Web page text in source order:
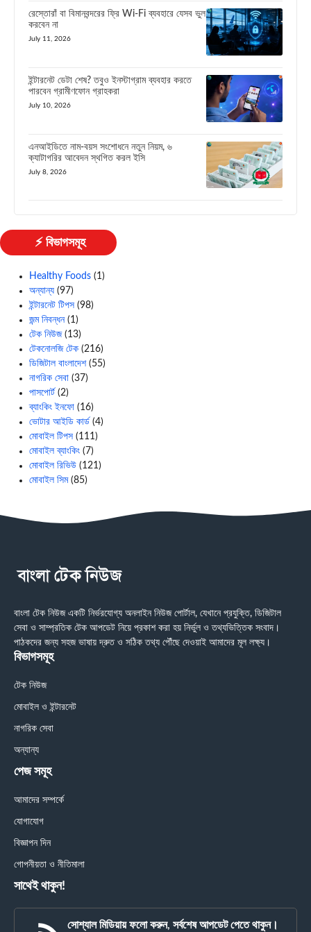
রেস্তোরাঁ বা বিমানবন্দরের ফ্রি Wi-Fi ব্যবহারে যেসব ভুল
করবেন না
July 11, 2026
ইন্টারনেট ডেটা শেষ? তবুও ইনস্টাগ্রাম ব্যবহার করতে
পারবেন গ্রামীণফোন গ্রাহকরা
July 10, 2026
এনআইডিতে নাম-বয়স সংশোধনে নতুন নিয়ম, ৬
ক্যাটাগরির আবেদন স্থগিত করল ইসি
July 8, 2026
⚡ বিভাগসমূহ
Healthy Foods (1)
অন্যান্য (97)
ইন্টারনেট টিপস (98)
জন্ম নিবন্ধন(1)
টেক নিউজ(13)
টেকনোলজি টেক (216)
ডিজিটাল বাংলাদেশ(55)
নাগরিক সেবা (37)
পাসপোর্ট (2)
ব্যাংকিং ইনফো (16)
ভোটার আইডি কার্ড (4)
মোবাইল টিপস (111)
মোবাইল ব্যাংকিং (7)
মোবাইল রিভিউ (121)
মোবাইল সিম(85)
বাংলা টেক নিউজ একটি নির্ভরযোগ্য অনলাইন নিউজ পোর্টাল, যেখানে প্রযুক্তি, ডিজিটাল
সেবা ও সাম্প্রতিক টেক আপডেট নিয়ে প্রকাশ করা হয় নির্ভুল ও তথ্যভিত্তিক সংবাদ।
পাঠকদের জন্য সহজ ভাষায় দ্রুত ও সঠিক তথ্য পৌঁছে দেওয়াই আমাদের মূল লক্ষ্য।
বিভাগসমূহ
টেক নিউজ
মোবাইল ও ইন্টারনেট
নাগরিক সেবা
অন্যান্য
পেজ সমূহ
আমাদের সম্পর্কে
যোগাযোগ
বিজ্ঞাপন দিন
গোপনীয়তা ও নীতিমালা
সাথেই থাকুন!
সোশ্যাল মিডিয়ায় ফলো করুন, সর্বশেষ আপডেট পেতে থাকুন।